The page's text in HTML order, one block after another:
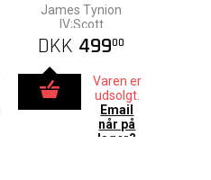
vol. 2 Deluxe HC
James Tynion
IV;Scott
Snyder;Martin
Simmonds;Letizia
Cadonici;Alison
Sampson & o
DKK 49900
Varen er
udsolgt.
Email
når på
lager?